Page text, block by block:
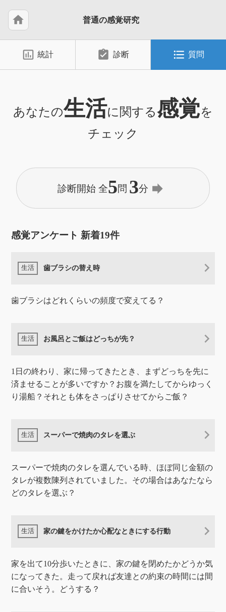
home 普通の感覚研究
insert_chart_outlined 統計 assignment_turned_in 診断 format_list_bulleted 質問
あなたの生活に関する感覚を
チェック
診断開始 全5問 3分 forward
感覚アンケート 新着19件
歯ブラシの替え時
歯ブラシはどれくらいの頻度で変えてる？
お風呂とご飯はどっちが先？
1日の終わり、家に帰ってきたとき、まずどっちを先に
済ませることが多いですか？お腹を満たしてからゆっく
り湯船？それとも体をさっぱりさせてからご飯？
スーパーで焼肉のタレを選ぶ
スーパーで焼肉のタレを選んでいる時、ほぼ同じ金額の
タレが複数陳列されていました。その場合はあなたなら
どのタレを選ぶ？
家の鍵をかけたか心配なときにする行動
家を出て10分歩いたときに、家の鍵を閉めたかどうか気
になってきた。走って戻れば友達との約束の時間には間
に合いそう。どうする？